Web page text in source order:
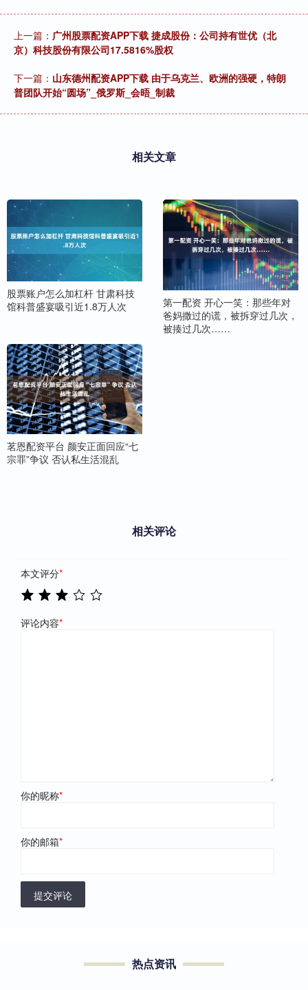
上一篇： 广州股票配资APP下载 捷成股份：公司持有世优（北
京）科技股份有限公司17.5816%股权
下一篇： 山东德州配资APP下载 由于乌克兰、欧洲的强硬，特朗
普团队开始“圆场”_俄罗斯_会晤_制裁
相关文章
股票账户怎么加杠杆 甘肃科技
馆科普盛宴吸引近1.8万人次
第一配资 开心一笑：那些年对
爸妈撒过的谎，被拆穿过几次，
被揍过几次……
茗恩配资平台 颜安正面回应“七
宗罪”争议 否认私生活混乱
相关评论
本文评分*
评论内容*
你的昵称*
你的邮箱*
提交评论
热点资讯